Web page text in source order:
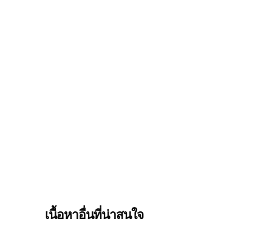
เนื้อหาอื่นที่น่าสนใจ